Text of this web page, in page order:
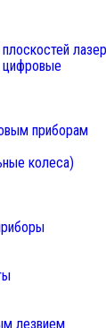
приборам
колеса)
лезвием